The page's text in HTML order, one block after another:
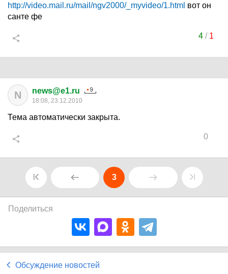
http://video.mail.ru/mail/ngv2000/_myvideo/1.html вот он
санте фе
4/ 1
N news@e1.ru
18:08, 23.12.2010
Тема автоматически закрыта.
0
3
Поделиться
Обсуждение новостей